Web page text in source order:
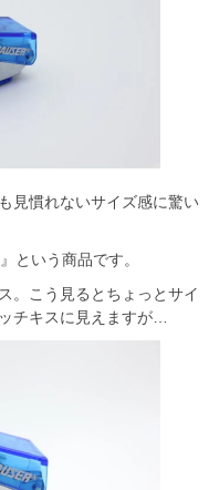
見慣れないサイズ感に驚い
という商品です。
。こう見るとちょっとサイ
チキスに見えますが…